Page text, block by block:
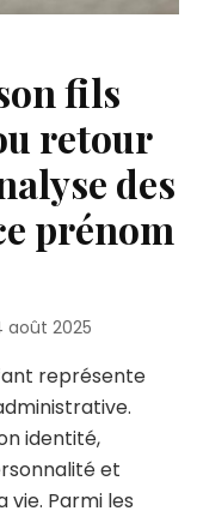
fils
retour
des
prénom
août 2025
représente
identité,
et
Parmi les